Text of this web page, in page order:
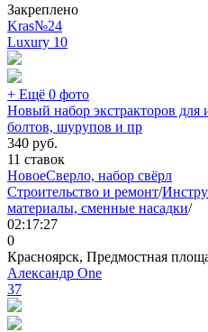
Закреплено
Kras№24
Luxury 10
+ Ещё 0 фото
Новый набор экстракторов для
болтов, шурупов и пр
340 руб.
11 ставок
НовоеСверло, набор свёрл
Строительство и ремонт/
материалы, сменные насадки/
02:17:27
0
Красноярск, Предмостная
Александр One
37